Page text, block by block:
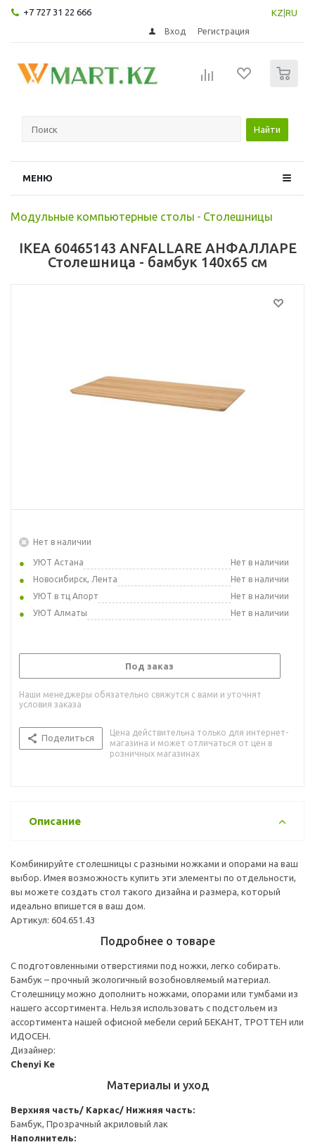
+7 727 31 22 666 KZ RU
Вход Регистрация
Найти
МЕНЮ
Модульные компьютерные столы - Столешницы
IKEA 60465143 ANFALLARE АНФАЛЛАРЕ
Столешница - бамбук 140x65 см
Нет в наличии
УЮТ Астана
Нет в наличии
Новосибирск, Лента
Нет в наличии
УЮТ в тц Апорт
Нет в наличии
УЮТ Алматы
Нет в наличии
Под заказ
Наши менеджеры обязательно свяжутся с вами и уточнят
условия заказа
Поделиться
Цена действительна только для интернет-
магазина и может отличаться от цен в
розничных магазинах
Описание
Комбинируйте столешницы с разными ножками и опорами на ваш
выбор. Имея возможность купить эти элементы по отдельности,
вы можете создать стол такого дизайна и размера, который
идеально впишется в ваш дом.
Артикул: 604.651.43
Подробнее о товаре
С подготовленными отверстиями под ножки, легко собирать.
Бамбук – прочный экологичный возобновляемый материал.
Столешницу можно дополнить ножками, опорами или тумбами из
нашего ассортимента. Нельзя использовать с подстольем из
ассортимента нашей офисной мебели серий БЕКАНТ, ТРОТТЕН или
ИДОСЕН.
Дизайнер:
Chenyi Ke
Материалы и уход
Верхняя часть/ Каркас/ Нижняя часть:
Бамбук, Прозрачный акриловый лак
Наполнитель: